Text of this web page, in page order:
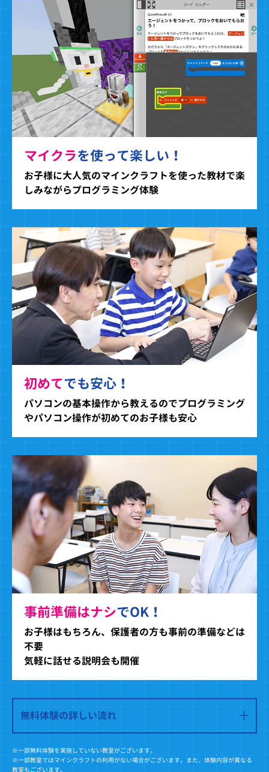
マイクラを使って楽しい！
お子様に大人気のマインクラフトを使った教材で楽
しみながらプログラミング体験
初めてでも安心！
パソコンの基本操作から教えるのでプログラミング
やパソコン操作が初めてのお子様も安心
事前準備はナシでOK！
お子様はもちろん、保護者の方も事前の準備などは
不要
気軽に話せる説明会も開催
無料体験の詳しい流れ
※一部無料体験を実施していない教室がございます。
※一部教室ではマインクラフトの利用がない場合がございます。また、体験内容が異なる
教室もございます。